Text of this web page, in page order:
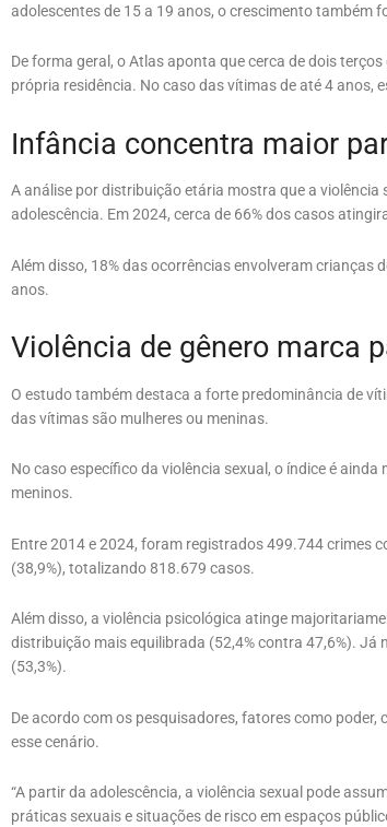
adolescentes de 15 a 19 anos, o crescimento também
De forma geral, o Atlas aponta que cerca de dois
própria residência. No caso das vítimas de até 4 anos,
Infância concentra maior
A análise por distribuição etária mostra que a
adolescência. Em 2024, cerca de 66% dos casos
Além disso, 18% das ocorrências envolveram crianças
anos.
Violência de gênero marca
O estudo também destaca a forte predominância de
das vítimas são mulheres ou meninas.
No caso específico da violência sexual, o índice é
meninos.
Entre 2014 e 2024, foram registrados 499.744 crimes
(38,9%), totalizando 818.679 casos.
Além disso, a violência psicológica atinge
distribuição mais equilibrada (52,4% contra 47,6%). Já
(53,3%).
De acordo com os pesquisadores, fatores como
esse cenário.
“A partir da adolescência, a violência sexual pode
práticas sexuais e situações de risco em espaços